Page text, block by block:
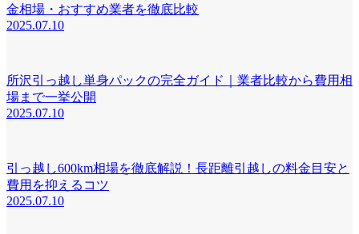
金相場・おすすめ業者を徹底比較
2025.07.10
所沢引っ越し単身パックの完全ガイド｜業者比較から費用相
場まで一挙公開
2025.07.10
引っ越し600km相場を徹底解説！長距離引越しの料金目安と
費用を抑えるコツ
2025.07.10